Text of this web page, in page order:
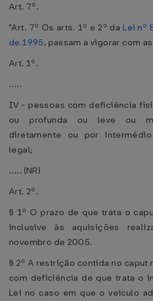
Art. 7º.
"Art. 7º Os arts. 1º e 2º da Lei nº
de 1995, passam a vigorar com
Art. 1º.
.....
IV - pessoas com deficiência
ou profunda ou leve ou
diretamente ou por
legal;
..... (NR)
Art. 2º.
§ 1º O prazo de que trata o
inclusive às aquisições
novembro de 2005.
§ 2º A restrição contida no caput
com deficiência de que trata o
Lei no caso em que o veículo